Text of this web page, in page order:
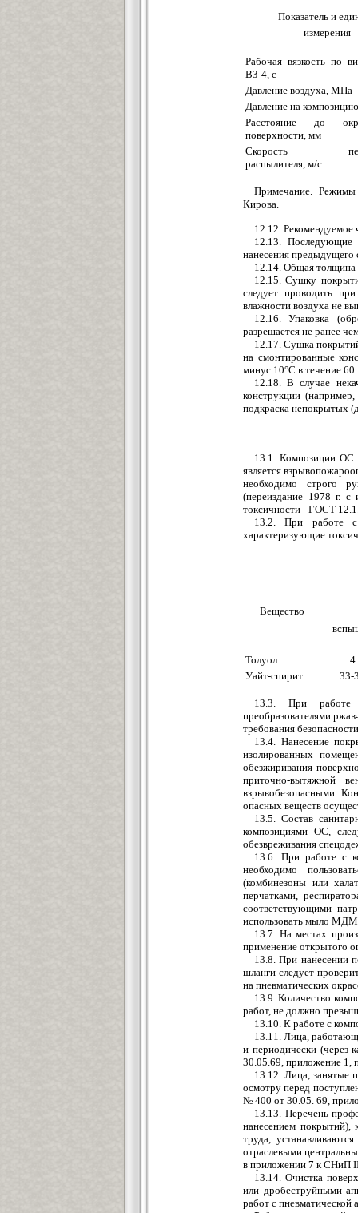
Показатель и
измерения
Рабочая вязкость по
ВЗ-4, с
Давление воздуха, МПа
Давление на
Расстояние до
поверхности, мм
Скорость
распылителя, м/с
Примечание. Режимы
Кирова.
12.12. Рекомендуемое
12.13. Последующие
нанесения предыдущего
12.14. Общая толщина
12.15. Сушку
следует проводить
влажности воздуха не
12.16. Упаковка
разрешается не ранее
12.17. Сушка
на смонтированные
минус 10°С в течение 60
12.18. В случае
конструкции
подкраска непокрытых
13.1. Композиции ОС
является
необходимо строго
(переиздание 1978 г.
токсичности - ГОСТ
13.2. При работе с
характеризующие
Вещество
Толуол
4
Уайт-спирит
33-
13.3. При работе
преобразователями
требования
13.4. Нанесение
изолированных
обезжиривания
приточно-вытяжной
взрывобезопасными.
опасных веществ
13.5. Состав
композициями ОС,
обезвреживания
13.6. При работе с
необходимо
(комбинезоны или
перчатками,
соответствующими
использовать мыло
13.7. На местах
применение открытого
13.8. При нанесении
шланги следует
на пневматических
13.9. Количество
работ, не должно
13.10. К работе с
13.11. Лица,
и периодически
30.05.69, приложение 1,
13.12. Лица, занятые
осмотру перед
№ 400 от 30.05. 69,
13.13. Перечень
нанесением покрытий),
труда,
отраслевыми
в приложении 7 к СНиП
13.14. Очистка
или дробеструйными
работ с пневматической